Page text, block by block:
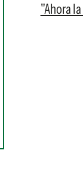
"Ahora